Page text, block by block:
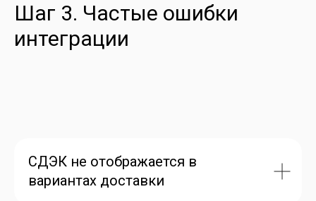
Шаг 3. Частые ошибки
интеграции
СДЭК не отображается в
вариантах доставки